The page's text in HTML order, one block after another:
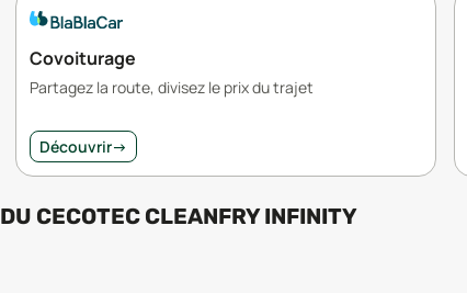
Covoiturage
Partagez la route, divisez le prix du trajet
Découvrir→
DU CECOTEC CLEANFRY INFINITY